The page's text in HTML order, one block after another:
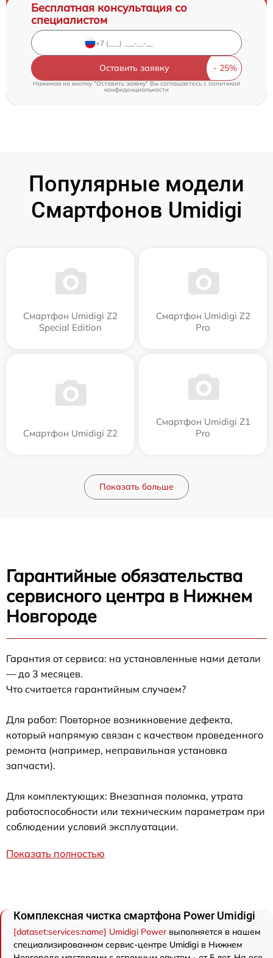
Бесплатная консультация со
специалистом
Оставить заявку
Нажимая на кнопку "Оставить заявку" Вы соглашаетесь c политикой
конфиденциальности
Популярные модели
Смартфонов Umidigi
Смартфон Umidigi Z2
Special Edition
Смартфон Umidigi Z2
Pro
Смартфон Umidigi Z2
Смартфон Umidigi Z1
Pro
Показать больше
Гарантийные обязательства
сервисного центра в Нижнем
Новгороде
Гарантия от сервиса: на установленные нами детали
— до 3 месяцев.
Что считается гарантийным случаем?
Для работ: Повторное возникновение дефекта,
который напрямую связан с качеством проведенного
ремонта (например, неправильная установка
запчасти).
Для комплектующих: Внезапная поломка, утрата
работоспособности или техническим параметрам при
соблюдении условий эксплуатации.
Показать полностью
Комплексная чистка смартфона Power Umidigi
[dataset:services:name] Umidigi Powerвыполняется в нашем
специализированном сервис-центре Umidigi в Нижнем